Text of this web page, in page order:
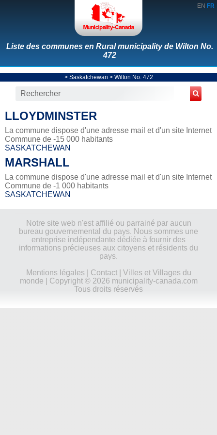
EN FR
Liste des communes en Rural municipality de Wilton No.
472
> Saskatchewan > Wilton No. 472
LLOYDMINSTER
La commune dispose d'une adresse mail et d'un site Internet
Commune de -15 000 habitants
SASKATCHEWAN
MARSHALL
La commune dispose d'une adresse mail et d'un site Internet
Commune de -1 000 habitants
SASKATCHEWAN
Notre site web n'est affilié ou parrainé par aucun
bureau gouvernemental du pays. Nous sommes une
entreprise indépendante dédiée à fournir des
informations précieuses aux citoyens et résidents du
pays.
Mentions légales| Contact| Villes et Villages du
monde | Copyright © 2026 municipality-canada.com
Tous droits réservés